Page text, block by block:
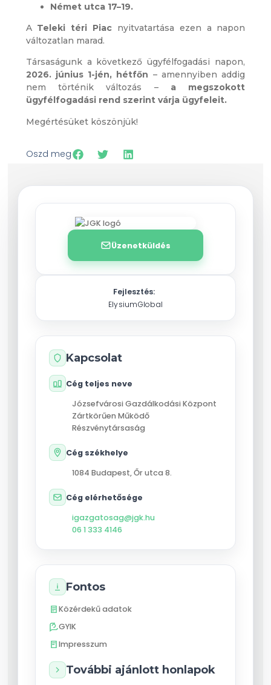
Német utca 17–19.
ATeleki téri Piac nyitvatartása ezen a napon
változatlan marad.
Társaságunk a következő ügyfélfogadási napon,
2026. június 1-jén, hétfőn – amennyiben addig
nem történik változás – a megszokott
ügyfélfogadási rend szerint várja ügyfeleit.
Megértésüket köszönjük!
Oszd meg
Üzenetküldés
Fejlesztés:
ElysiumGlobal
Kapcsolat
Cég teljes neve
Józsefvárosi Gazdálkodási Központ
Zártkörűen Működő
Részvénytársaság
Cég székhelye
1084 Budapest,Őr utca 8.
Cég elérhetősége
igazgatosag@jgk.hu
06 1 333 4146
Fontos
Közérdekű adatok
GYIK
Impresszum
További ajánlott honlapok